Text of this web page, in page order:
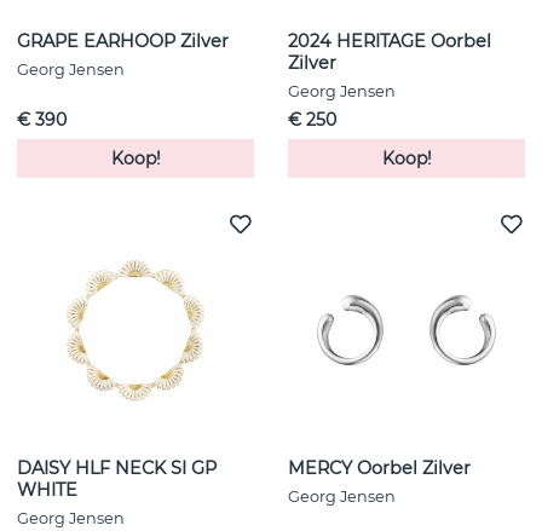
GRAPE EARHOOP Zilver
Georg Jensen
€ 390
Koop!
2024 HERITAGE Oorbel
Zilver
Georg Jensen
€ 250
Koop!
DAISY HLF NECK SI GP
WHITE
Georg Jensen
MERCY Oorbel Zilver
Georg Jensen